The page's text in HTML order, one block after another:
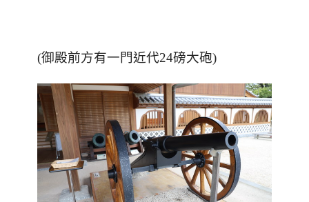
(御殿前方有一門近代24磅大砲)